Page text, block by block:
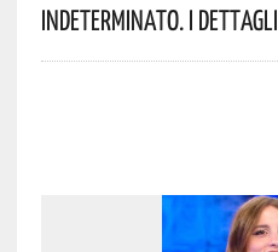
Indeterminato. I Dettagli